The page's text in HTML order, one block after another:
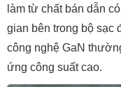
làm từ chất bán dẫn
gian bên trong bộ sạc
công nghệ GaN
ứng công suất cao.